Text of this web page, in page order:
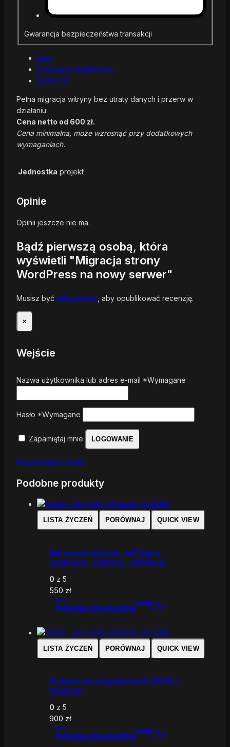
Gwarancja bezpieczeństwa transakcji
Opis
Informacje dodatkowe
Opinie (0)
Pełna migracja witryny bez utraty danych i przerw w
działaniu.
Cena netto od 600 zł.
Cena minimalna, może wzrosnąć przy dodatkowych
wymaganiach.
Jednostka projekt
Opinie
Opinii jeszcze nie ma.
Bądź pierwszą osobą, która
wyświetli "Migracja strony
WordPress na nowy serwer"
Musisz być zalogowany, aby opublikować recenzję.
×
Wejście
Nazwa użytkownika lub adres e-mail *Wymagane
Hasło *Wymagane
Zapamiętaj mnie LOGOWANIE
Nie pamiętasz hasła?
Podobne produkty
LISTA ŻYCZEŃ PORÓWNAJ QUICK VIEW
Wdrożenie wtyczek JetPlugins
(JetEngine, JetMenu, JetPopup)
0 z 5
550 zł
DODAJ DO KOSZYKA
LISTA ŻYCZEŃ PORÓWNAJ QUICK VIEW
Dodanie wersji językowych (WPML /
Polylang)
0 z 5
900 zł
DODAJ DO KOSZYKA